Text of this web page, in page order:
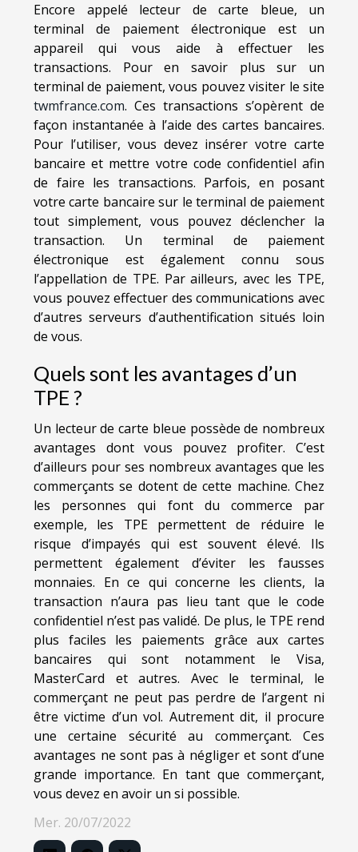
Encore appelé lecteur de carte bleue, un
terminal de paiement électronique est un
appareil qui vous aide à effectuer les
transactions. Pour en savoir plus sur un
terminal de paiement, vous pouvez visiter le site
twmfrance.com. Ces transactions s’opèrent de
façon instantanée à l’aide des cartes bancaires.
Pour l’utiliser, vous devez insérer votre carte
bancaire et mettre votre code confidentiel afin
de faire les transactions. Parfois, en posant
votre carte bancaire sur le terminal de paiement
tout simplement, vous pouvez déclencher la
transaction. Un terminal de paiement
électronique est également connu sous
l’appellation de TPE. Par ailleurs, avec les TPE,
vous pouvez effectuer des communications avec
d’autres serveurs d’authentification situés loin
de vous.
Quels sont les avantages d’un
TPE ?
Un lecteur de carte bleue possède de nombreux
avantages dont vous pouvez profiter. C’est
d’ailleurs pour ses nombreux avantages que les
commerçants se dotent de cette machine. Chez
les personnes qui font du commerce par
exemple, les TPE permettent de réduire le
risque d’impayés qui est souvent élevé. Ils
permettent également d’éviter les fausses
monnaies. En ce qui concerne les clients, la
transaction n’aura pas lieu tant que le code
confidentiel n’est pas validé. De plus, le TPE rend
plus faciles les paiements grâce aux cartes
bancaires qui sont notamment le Visa,
MasterCard et autres. Avec le terminal, le
commerçant ne peut pas perdre de l’argent ni
être victime d’un vol. Autrement dit, il procure
une certaine sécurité au commerçant. Ces
avantages ne sont pas à négliger et sont d’une
grande importance. En tant que commerçant,
vous devez en avoir un si possible.
Mer. 20/07/2022